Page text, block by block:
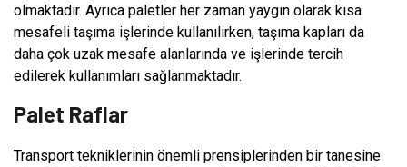
olmaktadır. Ayrıca paletler her zaman yaygın olarak kısa
mesafeli taşıma işlerinde kullanılırken, taşıma kapları da
daha çok uzak mesafe alanlarında ve işlerinde tercih
edilerek kullanımları sağlanmaktadır.
Palet Raflar
Transport tekniklerinin önemli prensiplerinden bir tanesine